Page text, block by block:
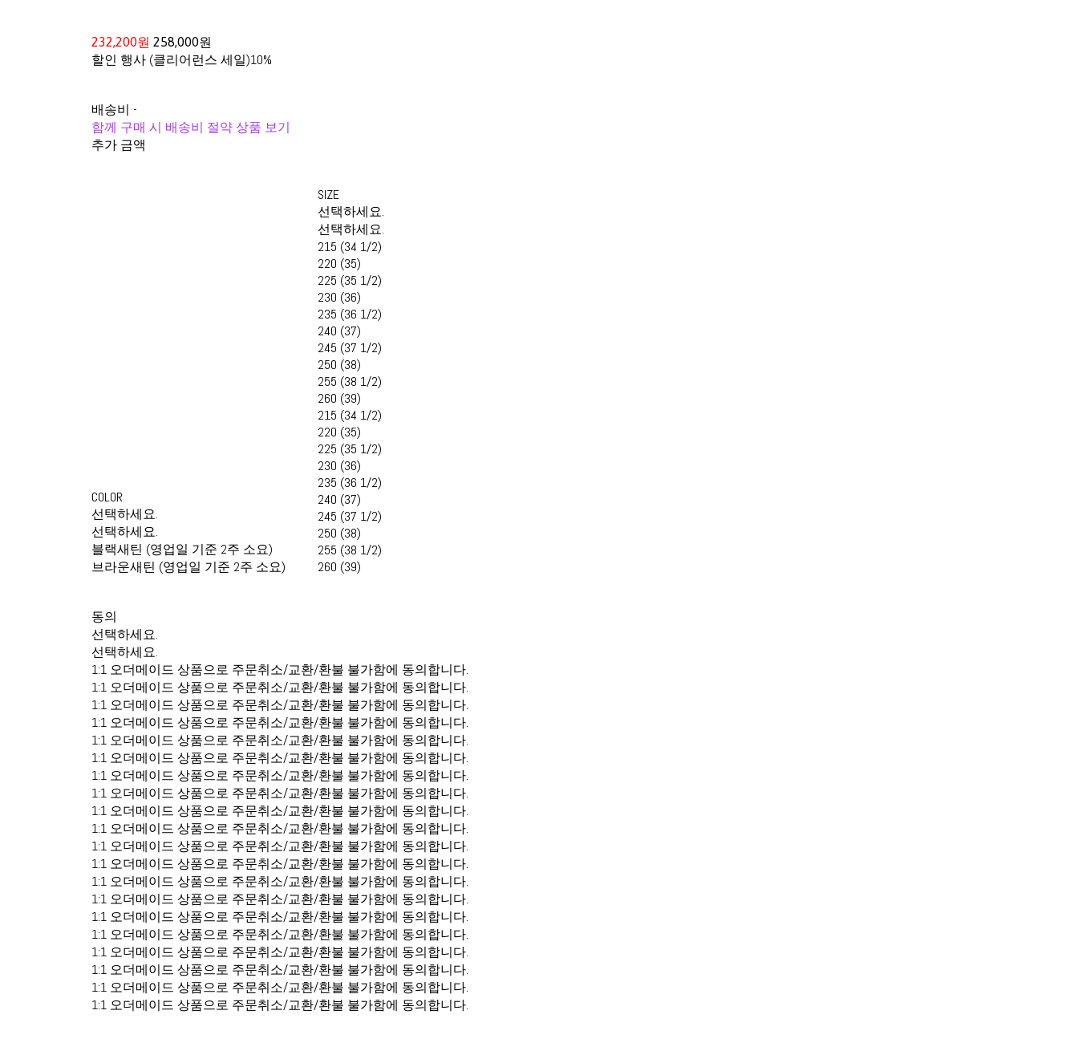
232,200원258,000원
할인 행사 (클리어런스 세일)10%
배송비-
함께 구매 시 배송비 절약 상품 보기
추가 금액
COLOR
선택하세요.
선택하세요.
블랙새틴 (영업일 기준 2주 소요)
브라운새틴 (영업일 기준 2주 소요)
SIZE
선택하세요.
선택하세요.
215 (34 1/2)
220 (35)
225 (35 1/2)
230 (36)
235 (36 1/2)
240 (37)
245 (37 1/2)
250 (38)
255 (38 1/2)
260 (39)
215 (34 1/2)
220 (35)
225 (35 1/2)
230 (36)
235 (36 1/2)
240 (37)
245 (37 1/2)
250 (38)
255 (38 1/2)
260 (39)
동의
선택하세요.
선택하세요.
1:1 오더메이드 상품으로 주문취소/교환/환불 불가함에 동의합니다.
1:1 오더메이드 상품으로 주문취소/교환/환불 불가함에 동의합니다.
1:1 오더메이드 상품으로 주문취소/교환/환불 불가함에 동의합니다.
1:1 오더메이드 상품으로 주문취소/교환/환불 불가함에 동의합니다.
1:1 오더메이드 상품으로 주문취소/교환/환불 불가함에 동의합니다.
1:1 오더메이드 상품으로 주문취소/교환/환불 불가함에 동의합니다.
1:1 오더메이드 상품으로 주문취소/교환/환불 불가함에 동의합니다.
1:1 오더메이드 상품으로 주문취소/교환/환불 불가함에 동의합니다.
1:1 오더메이드 상품으로 주문취소/교환/환불 불가함에 동의합니다.
1:1 오더메이드 상품으로 주문취소/교환/환불 불가함에 동의합니다.
1:1 오더메이드 상품으로 주문취소/교환/환불 불가함에 동의합니다.
1:1 오더메이드 상품으로 주문취소/교환/환불 불가함에 동의합니다.
1:1 오더메이드 상품으로 주문취소/교환/환불 불가함에 동의합니다.
1:1 오더메이드 상품으로 주문취소/교환/환불 불가함에 동의합니다.
1:1 오더메이드 상품으로 주문취소/교환/환불 불가함에 동의합니다.
1:1 오더메이드 상품으로 주문취소/교환/환불 불가함에 동의합니다.
1:1 오더메이드 상품으로 주문취소/교환/환불 불가함에 동의합니다.
1:1 오더메이드 상품으로 주문취소/교환/환불 불가함에 동의합니다.
1:1 오더메이드 상품으로 주문취소/교환/환불 불가함에 동의합니다.
1:1 오더메이드 상품으로 주문취소/교환/환불 불가함에 동의합니다.